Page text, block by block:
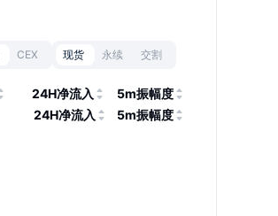
CEX 现货 永续 交割
24H净流入
5m振幅度
24H净流入 5m振幅度